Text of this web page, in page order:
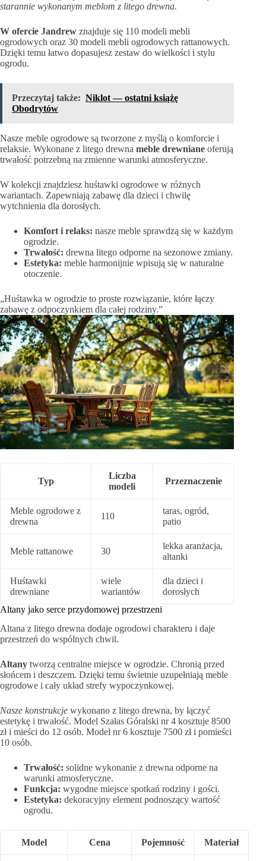
starannie wykonanym meblom z litego drewna.
W ofercie Jandrew znajduje się 110 modeli mebli
ogrodowych oraz 30 modeli mebli ogrodowych rattanowych.
Dzięki temu łatwo dopasujesz zestaw do wielkości i stylu
ogrodu.
Przeczytaj także: Niklot — ostatni książę
Obodrytów
Nasze meble ogrodowe są tworzone z myślą o komforcie i
relaksie. Wykonane z litego drewna meble drewniane oferują
trwałość potrzebną na zmienne warunki atmosferyczne.
W kolekcji znajdziesz huśtawki ogrodowe w różnych
wariantach. Zapewniają zabawę dla dzieci i chwilę
wytchnienia dla dorosłych.
Komfort i relaks: nasze meble sprawdzą się w każdym
ogrodzie.
Trwałość: drewna litego odporne na sezonowe zmiany.
Estetyka: meble harmonijnie wpisują się w naturalne
otoczenie.
„Huśtawka w ogrodzie to proste rozwiązanie, które łączy
zabawę z odpoczynkiem dla całej rodziny.”
Typ
Liczba
modeli
Przeznaczenie
Meble ogrodowe z
drewna
110
taras, ogród,
patio
Meble rattanowe 30
lekka aranżacja,
altanki
Huśtawki
drewniane
wiele
wariantów
dla dzieci i
dorosłych
Altany jako serce przydomowej przestrzeni
Altana z litego drewna dodaje ogrodowi charakteru i daje
przestrzeń do wspólnych chwil.
Altany tworzą centralne miejsce w ogrodzie. Chronią przed
słońcem i deszczem. Dzięki temu świetnie uzupełniają meble
ogrodowe i cały układ strefy wypoczynkowej.
Nasze konstrukcje wykonano z litego drewna, by łączyć
estetykę i trwałość. Model Szałas Góralski nr 4 kosztuje 8500
zł i mieści do 12 osób. Model nr 6 kosztuje 7500 zł i pomieści
10 osób.
Trwałość: solidne wykonanie z drewna odporne na
warunki atmosferyczne.
Funkcja: wygodne miejsce spotkań rodziny i gości.
Estetyka: dekoracyjny element podnoszący wartość
ogrodu.
Model Cena Pojemność Materiał